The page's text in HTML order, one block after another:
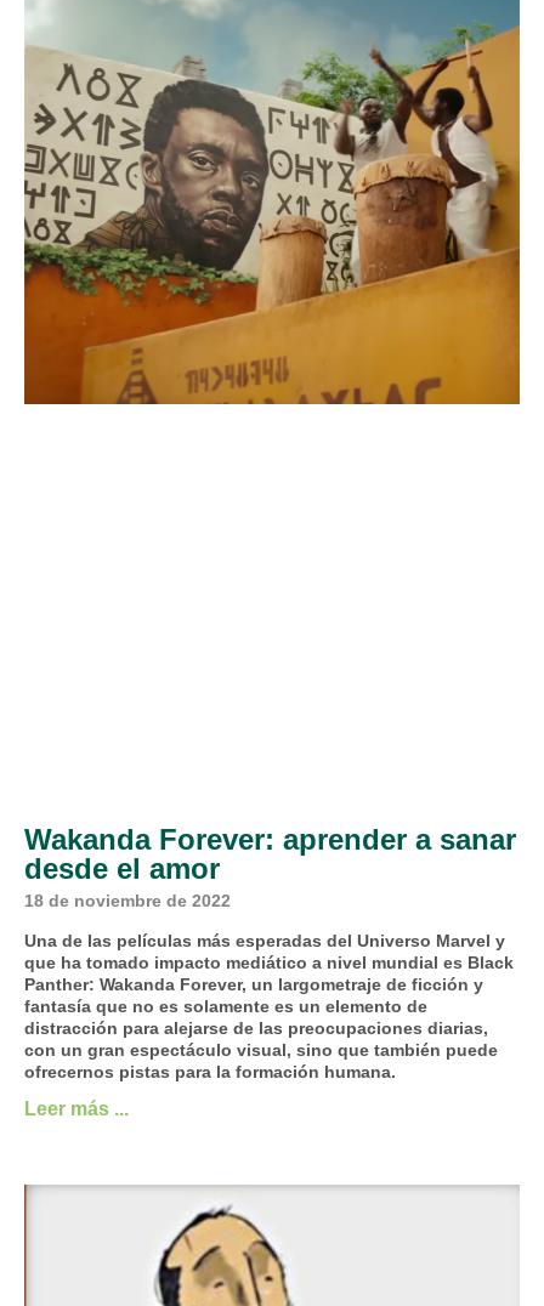
Wakanda Forever: aprender a sanar
desde el amor
18 de noviembre de 2022
Una de las películas más esperadas del Universo Marvel y
que ha tomado impacto mediático a nivel mundial es Black
Panther: Wakanda Forever, un largometraje de ficción y
fantasía que no es solamente es un elemento de
distracción para alejarse de las preocupaciones diarias,
con un gran espectáculo visual, sino que también puede
ofrecernos pistas para la formación humana.
Leer más ...